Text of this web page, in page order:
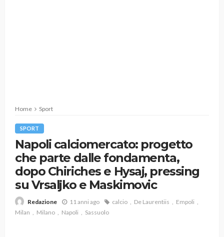
Home Sport
SPORT
Napoli calciomercato: progetto
che parte dalle fondamenta,
dopo Chiriches e Hysaj, pressing
su Vrsaljko e Maskimovic
Redazione 11 anni ago calcio De Laurentiis
Empoli
Milan
Milano Napoli Sassuolo